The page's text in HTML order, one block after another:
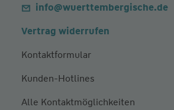
info@wuerttembergische.de
Vertrag widerrufen
Kontaktformular
Kunden-Hotlines
Alle Kontaktmöglichkeiten